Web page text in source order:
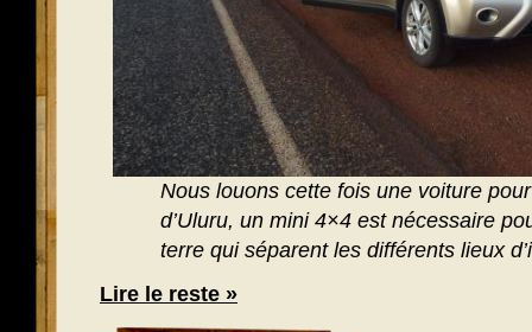
Nous louons cette fois une voiture
d’Uluru, un mini 4×4 est nécessaire
terre qui séparent les différents lieux
Lire le reste »